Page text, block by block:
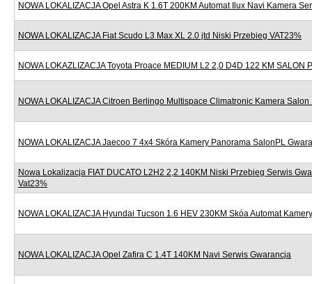
NOWA LOKALIZACJA Opel Astra K 1.6T 200KM Automat Ilux Navi Kamera
NOWA LOKALIZACJA Fiat Scudo L3 Max XL 2.0 jtd Niski Przebieg VAT23%
NOWA LOKAZLIZACJA Toyota Proace MEDIUM L2 2,0 D4D 122 KM SALON
NOWA LOKALIZACJA Citroen Berlingo Multispace Climatronic Kamera Salon
NOWA LOKALIZACJA Jaecoo 7 4x4 Skóra Kamery Panorama SalonPL
Nowa Lokalizacja FIAT DUCATO L2H2 2,2 140KM Niski Przebieg Serwis
Vat23%
NOWA LOKALIZACJA Hyundai Tucson 1.6 HEV 230KM Skóa Automat
NOWA LOKALIZACJA Opel Zafira C 1.4T 140KM Navi Serwis Gwarancja